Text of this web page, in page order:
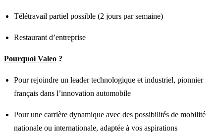
Télétravail partiel possible (2 jours par semaine)
Restaurant d’entreprise
Pourquoi Valeo ?
Pour rejoindre un leader technologique et industriel, pionnier
français dans l’innovation automobile
Pour une carrière dynamique avec des possibilités de mobilité
nationale ou internationale, adaptée à vos aspirations